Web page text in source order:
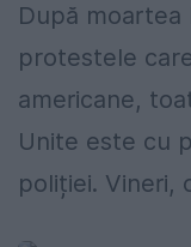
După moartea
protestele
americane,
Unite este cu
poliției. Vineri,